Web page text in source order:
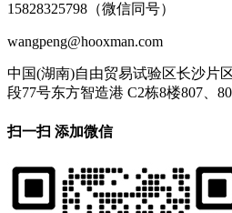
15828325798（微信同号）
wangpeng@hooxman.com
中国(湖南)自由贸易试验区长沙片
段77号东方智造港 C2栋8楼807、
扫一扫 添加微信